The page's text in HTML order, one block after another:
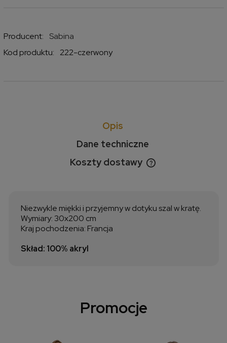
Producent:
Sabina
Kod produktu:
222-czerwony
Opis
Dane techniczne
Koszty dostawy
Cena nie zawiera ewentualnych kosztów płatności
Niezwykle miękki i przyjemny w dotyku szal w kratę.
Wymiary: 30x200 cm
Kraj pochodzenia: Francja
Skład: 100% akryl
Promocje